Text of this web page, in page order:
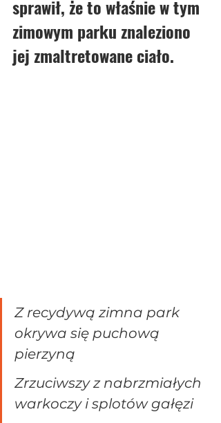
sprawił, że to właśnie w tym
zimowym parku znaleziono
jej zmaltretowane ciało.
Z recydywą zimna park
okrywa się puchową
pierzyną
Zrzuciwszy z nabrzmiałych
warkoczy i splotów gałęzi